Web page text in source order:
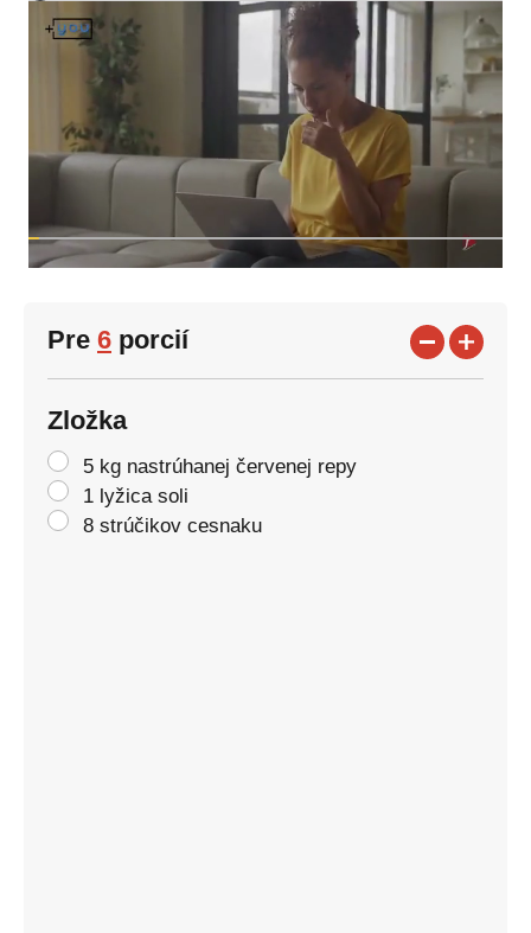
Pre 6 porcií
Zložka
5 kg nastrúhanej červenej repy
1 lyžica soli
8 strúčikov cesnaku